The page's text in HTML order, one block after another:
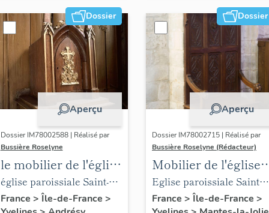
Dossier
Aperçu
Dossier IM78002588 | Réalisé par
Bussière Roselyne
le mobilier de l'église
Saint-Germain-de-
Paris (liste
église paroissiale Saint-
Germain
France > Île-de-France >
Dossier
Aperçu
Dossier IM78002715 | Réalisé par
Bussière Roselyne (Rédacteur)
Mobilier de l'église
Sainte-Anne de
Gassicourt
Eglise paroissiale Sainte-
Anne
France > Île-de-France >